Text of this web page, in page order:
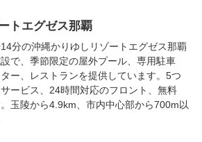
トエグゼス那覇
分の沖縄かりゆしリゾートエグゼス那覇
で、季節限定の屋外プール、専用駐車
ー、レストランを提供しています。5つ
ービス、24時間対応のフロント、無料
玉陵から4.9km、市内中心部から700m以